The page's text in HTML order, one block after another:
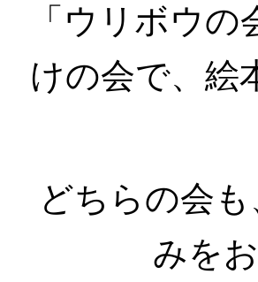
「ウリボウ
けの会で、絵
どちらの会
みを